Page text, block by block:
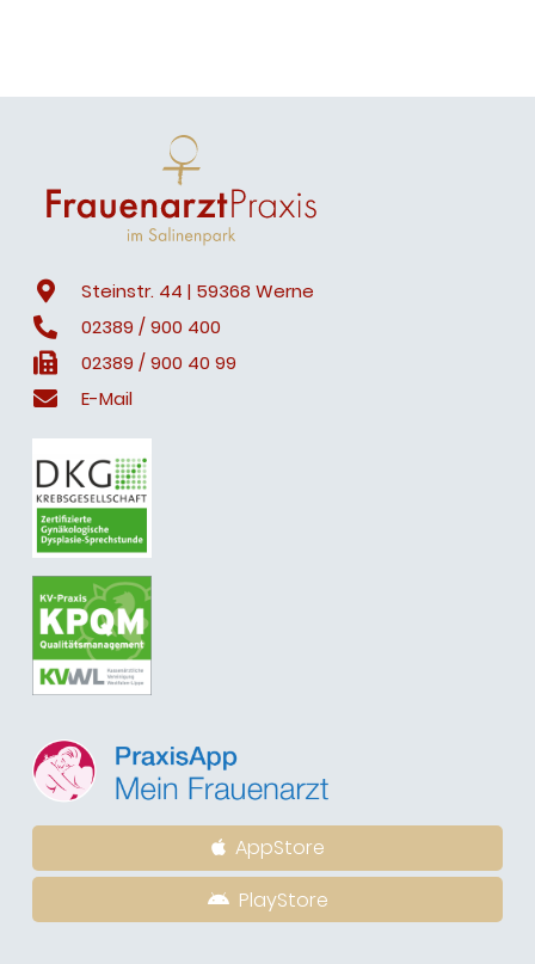
Steinstr. 44 | 59368 Werne
02389 / 900 400
02389 / 900 40 99
E-Mail
AppStore
PlayStore